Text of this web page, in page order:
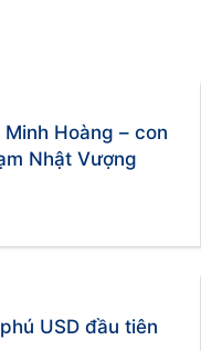
Hoàng – con
Nhật Vượng
USD đầu tiên